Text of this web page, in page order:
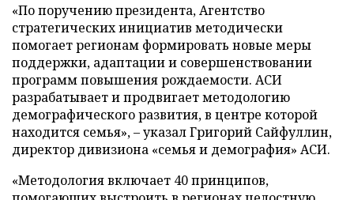
«По поручению президента, Агентство
стратегических инициатив методически
помогает регионам формировать новые меры
поддержки, адаптации и совершенствовании
программ повышения рождаемости. АСИ
разрабатывает и продвигает методологию
демографического развития, в центре которой
находится семья», – указал Григорий Сайфуллин,
директор дивизиона «семья и демография» АСИ.
«Методология включает 40 принципов,